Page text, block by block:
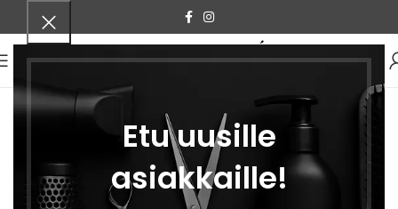
Etu uusille
asiakkaille!
VALIKKO